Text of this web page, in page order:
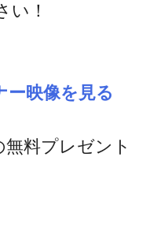
い！
ー映像を見る
料プレゼント